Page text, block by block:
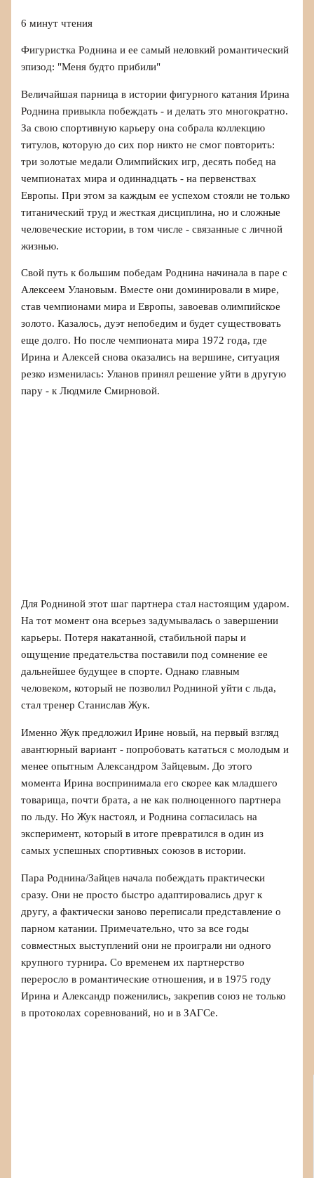
6 минут чтения
Фигуристка Роднина и ее самый неловкий романтический
эпизод: "Меня будто прибили"
Величайшая парница в истории фигурного катания Ирина
Роднина привыкла побеждать - и делать это многократно.
За свою спортивную карьеру она собрала коллекцию
титулов, которую до сих пор никто не смог повторить:
три золотые медали Олимпийских игр, десять побед на
чемпионатах мира и одиннадцать - на первенствах
Европы. При этом за каждым ее успехом стояли не только
титанический труд и жесткая дисциплина, но и сложные
человеческие истории, в том числе - связанные с личной
жизнью.
Свой путь к большим победам Роднина начинала в паре с
Алексеем Улановым. Вместе они доминировали в мире,
став чемпионами мира и Европы, завоевав олимпийское
золото. Казалось, дуэт непобедим и будет существовать
еще долго. Но после чемпионата мира 1972 года, где
Ирина и Алексей снова оказались на вершине, ситуация
резко изменилась: Уланов принял решение уйти в другую
пару - к Людмиле Смирновой.
Для Родниной этот шаг партнера стал настоящим ударом.
На тот момент она всерьез задумывалась о завершении
карьеры. Потеря накатанной, стабильной пары и
ощущение предательства поставили под сомнение ее
дальнейшее будущее в спорте. Однако главным
человеком, который не позволил Родниной уйти с льда,
стал тренер Станислав Жук.
Именно Жук предложил Ирине новый, на первый взгляд
авантюрный вариант - попробовать кататься с молодым и
менее опытным Александром Зайцевым. До этого
момента Ирина воспринимала его скорее как младшего
товарища, почти брата, а не как полноценного партнера
по льду. Но Жук настоял, и Роднина согласилась на
эксперимент, который в итоге превратился в один из
самых успешных спортивных союзов в истории.
Пара Роднина/Зайцев начала побеждать практически
сразу. Они не просто быстро адаптировались друг к
другу, а фактически заново переписали представление о
парном катании. Примечательно, что за все годы
совместных выступлений они не проиграли ни одного
крупного турнира. Со временем их партнерство
переросло в романтические отношения, и в 1975 году
Ирина и Александр поженились, закрепив союз не только
в протоколах соревнований, но и в ЗАГСе.